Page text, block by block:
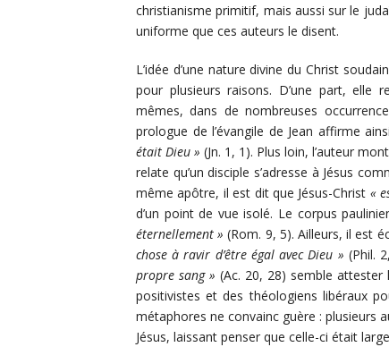
christianisme primitif, mais aussi sur le
uniforme que ces auteurs le disent.
L’idée d’une nature divine du Christ
pour plusieurs raisons. D’une part, elle
mêmes, dans de nombreuses
prologue de l’évangile de Jean affirme
était Dieu » (Jn. 1, 1). Plus loin, l’auteur
relate qu’un disciple s’adresse à Jésus
même apôtre, il est dit que Jésus-Christ «
d’un point de vue isolé. Le corpus
éternellement » (Rom. 9, 5). Ailleurs, il est
chose à ravir d’être égal avec Dieu » (Phil.
propre sang » (Ac. 20, 28) semble attester
positivistes et des théologiens libéraux
métaphores ne convainc guère : plusieurs
Jésus, laissant penser que celle-ci était